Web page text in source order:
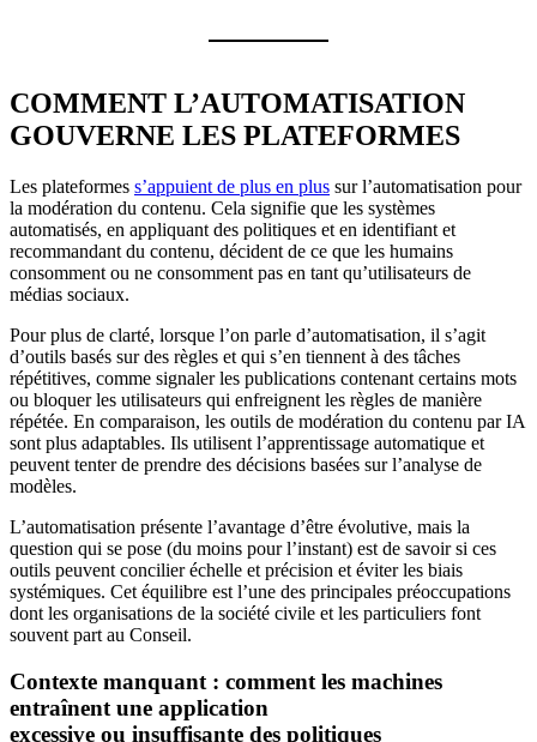
COMMENT L’AUTOMATISATION
GOUVERNE LES PLATEFORMES
Les plateformes s’appuient de plus en plus sur l’automatisation pour
la modération du contenu. Cela signifie que les systèmes
automatisés, en appliquant des politiques et en identifiant et
recommandant du contenu, décident de ce que les humains
consomment ou ne consomment pas en tant qu’utilisateurs de
médias sociaux.
Pour plus de clarté, lorsque l’on parle d’automatisation, il s’agit
d’outils basés sur des règles et qui s’en tiennent à des tâches
répétitives, comme signaler les publications contenant certains mots
ou bloquer les utilisateurs qui enfreignent les règles de manière
répétée. En comparaison, les outils de modération du contenu par IA
sont plus adaptables. Ils utilisent l’apprentissage automatique et
peuvent tenter de prendre des décisions basées sur l’analyse de
modèles.
L’automatisation présente l’avantage d’être évolutive, mais la
question qui se pose (du moins pour l’instant) est de savoir si ces
outils peuvent concilier échelle et précision et éviter les biais
systémiques. Cet équilibre est l’une des principales préoccupations
dont les organisations de la société civile et les particuliers font
souvent part au Conseil.
Contexte manquant : comment les machines
entraînent une application
excessive ou insuffisante des politiques